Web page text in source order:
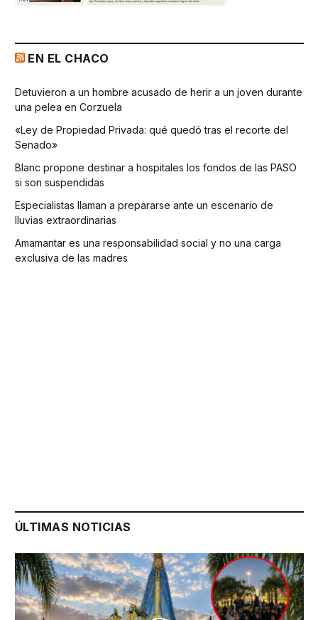
EN EL CHACO
Detuvieron a un hombre acusado de herir a un joven durante
una pelea en Corzuela
«Ley de Propiedad Privada: qué quedó tras el recorte del
Senado»
Blanc propone destinar a hospitales los fondos de las PASO
si son suspendidas
Especialistas llaman a prepararse ante un escenario de
lluvias extraordinarias
Amamantar es una responsabilidad social y no una carga
exclusiva de las madres
ÚLTIMAS NOTICIAS